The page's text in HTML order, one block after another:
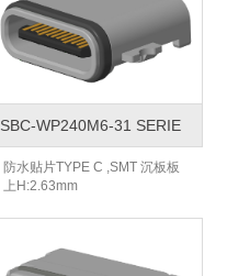
SBC-WP240M6-31 SERIE
防水贴片TYPE C ,SMT 沉板板
上H:2.63mm